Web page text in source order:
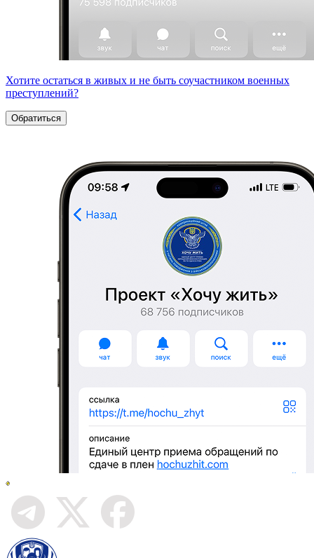
Хотите остаться в живых и не быть соучастником военных
преступлений?
Обратиться